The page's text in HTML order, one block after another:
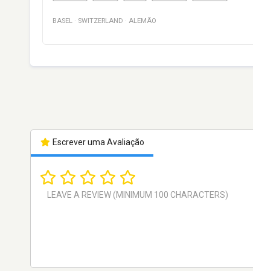
BASEL · SWITZERLAND · ALEMÃO
Escrever uma Avaliação